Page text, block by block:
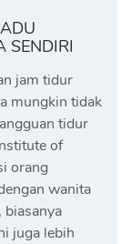
SENDIRI
jam tidur
mungkin tidak
tidur
of
orang
wanita
biasanya
juga lebih